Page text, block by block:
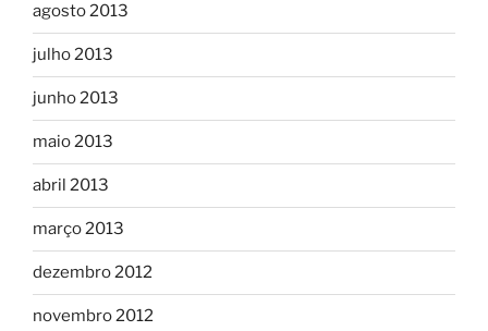
agosto 2013
julho 2013
junho 2013
maio 2013
abril 2013
março 2013
dezembro 2012
novembro 2012